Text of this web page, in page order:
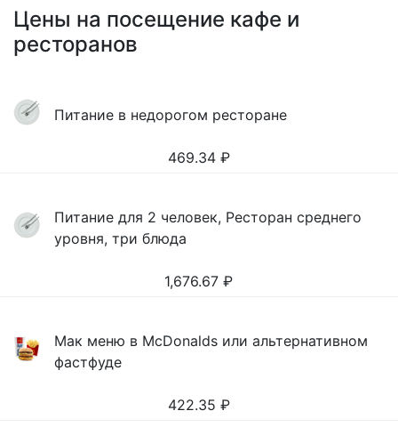
Цены на посещение кафе и
ресторанов
Питание в недорогом ресторане
469.34 ₽
Питание для 2 человек, Ресторан среднего
уровня, три блюда
1,676.67 ₽
Мак меню в McDonalds или альтернативном
фастфуде
422.35 ₽